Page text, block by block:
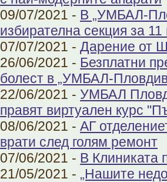
09/07/2021 - В „УМБАЛ-
избирателна секция за 11
07/07/2021 - Дарение от
26/06/2021 - Безплатни
болест в „УМБАЛ-
22/06/2021 - УМБАЛ
правят виртуален курс
08/06/2021 - АГ
врати след голям ремонт
07/06/2021 - В Клиниката
21/05/2021 - „Нашите